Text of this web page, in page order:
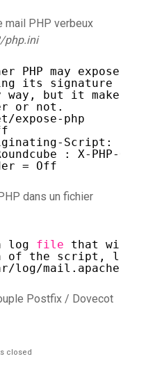
mail PHP verbeux
php.ini
PHP may
its signature to
way, but it makes it
or not.
/expose-php
Script:
: X-PHP-
= Off
dans un fichier
log file
that will
the script, line
log/mail .apache-
Postfix / Dovecot
closed